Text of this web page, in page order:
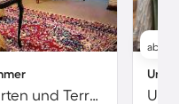
Schöne Unterkunft mit Garten und Terrasse | Gartenblick
ab